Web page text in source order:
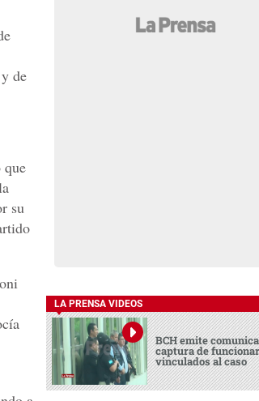
de
que
su
LA PRENSA VIDEOS
BCH emite
captura de
vinculados al caso